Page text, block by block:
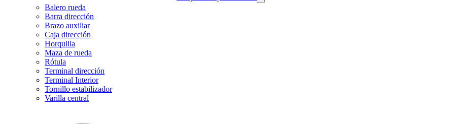
Balero rueda
Barra dirección
Brazo auxiliar
Caja dirección
Horquilla
Maza de rueda
Rótula
Terminal dirección
Terminal Interior
Tornillo estabilizador
Varilla central